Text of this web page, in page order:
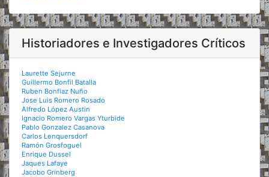
Historiadores e Investigadores Críticos
Laurette Sejurne
Guillermo Bonfil Batalla
Ruben Bonfiaz Nuño
Jose Luis Romero Rosado
Alfredo López Austin
Ignacio Romero Vargas Yturbide
Pablo Gonzalez Casanova
Carlos Lenquersdorf
Ramón Grosfoguel
Enrique Dussel
Jaques Lafaye
Jacobo Grinberg